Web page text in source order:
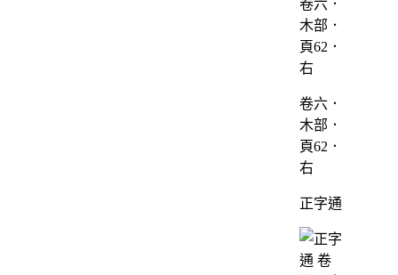
卷六．
木部．
頁62．
右
正字通